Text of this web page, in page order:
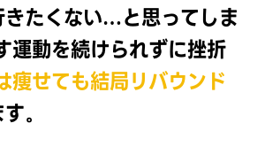
たくない…と思ってしま
運動を続けられずに挫折
痩せても結局リバウンド
。